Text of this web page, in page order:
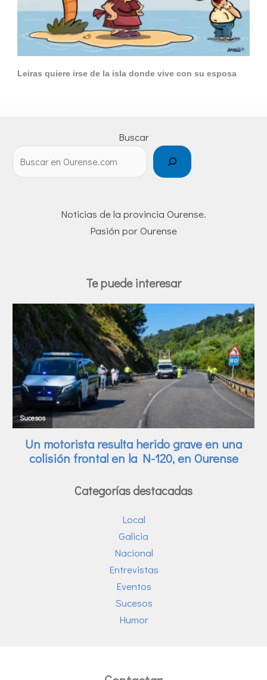
Leiras quiere irse de la isla donde vive con su esposa
Buscar
Noticias de la provincia Ourense.
Pasión por Ourense
Te puede interesar
Categorías destacadas
Local
Galicia
Nacional
Entrevistas
Eventos
Sucesos
Humor